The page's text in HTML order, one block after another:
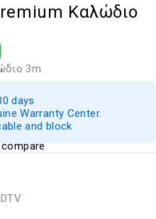
Καλώδιο
3m
days
Warranty Center.
and block